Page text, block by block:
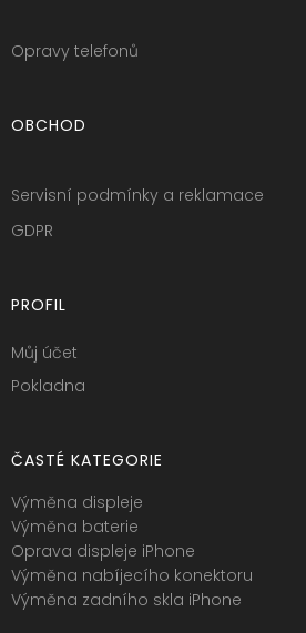
Opravy telefonů
OBCHOD
Servisní podmínky a reklamace
GDPR
PROFIL
Můj účet
Pokladna
ČASTÉ KATEGORIE
Výměna displeje
Výměna baterie
Oprava displeje iPhone
Výměna nabíjecího konektoru
Výměna zadního skla iPhone